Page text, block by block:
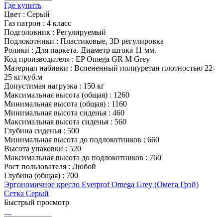
Где купить
Цвет : Серый
Газ патрон : 4 класс
Подголовник : Регулируемый
Подлокотники : Пластиковые, 3D регулировка
Ролики : Для паркета. Диаметр штока 11 мм.
Код производителя : EP Omega GR M Grey
Материал набивки : Вспененный полиуретан плотностью 22-
25 кг/куб.м
Допустимая нагрузка : 150 кг
Максимальная высота (общая) : 1260
Минимальная высота (общая) : 1160
Минимальная высота сиденья : 460
Максимальная высота сиденья : 560
Глубина сиденья : 500
Минимальная высота до подлокотников : 660
Высота упаковки : 520
Максимальная высота до подлокотников : 760
Рост пользователя : Любой
Глубина (общая) : 700
Эргономичное кресло Everprof Omega Grey (Омега Грэй)
Сетка Серый
Быстрый просмотр